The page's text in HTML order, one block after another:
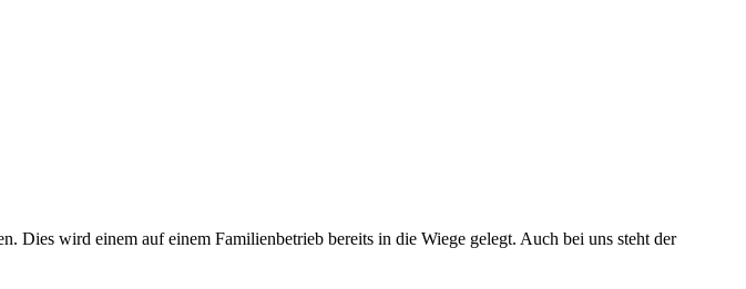
Dies wird einem auf einem Familienbetrieb bereits in die Wiege gelegt. Auch bei uns steht der